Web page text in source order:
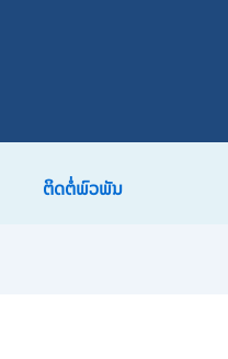
ຕິດຕໍ່ພົວພັນ